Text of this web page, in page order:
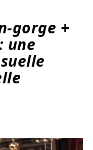
gorge +
une